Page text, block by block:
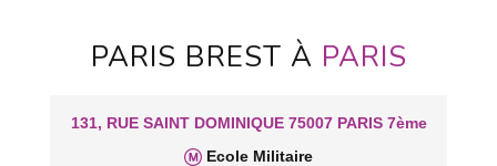
PARIS BREST À PARIS
131, RUE SAINT DOMINIQUE 75007 PARIS 7ème
Ecole Militaire